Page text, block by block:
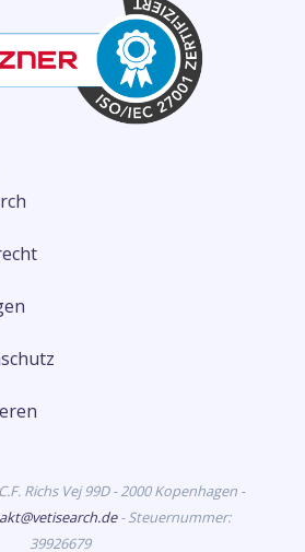
Richs Vej 99D - 2000 Kopenhagen -
- Steuernummer:
39926679